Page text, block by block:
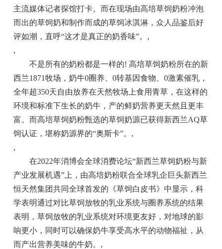
主流媒体记者探馆打卡。而在现场由高培草饲奶粉冲泡
而出的草饲奶和制作而成的草饲冰淇淋，众人品鉴后好
评如潮，直呼“这才是真正的奶香味”。 ,
,
不是所有的奶粉都是一样的! 高培草饲奶粉所在的新
西兰1871牧场，奶牛0圈养、0转基因食物、0激素催乳，
全年超350天自由放养在天然牧场上食用青草，在这样的
环境和标准下生长的奶牛，产的鲜奶营养更天然且更丰
富。而高培草饲奶粉甄选的草饲奶源已获得新西兰AQ草
饲认证，堪称奶源界的“奥斯卡”。 ,
,
在2022年消博会全球消费论坛“新西兰草饲奶粉与新
产业发展机遇”上，由高培奶粉联合全球乳企巨头新西兰
恒天然集团共同全球首发的《草饲白皮书》中显示，科
学表明通过对比草饲放牧的乳业系统与圈养系统的结果
表明，草饲放牧的乳业系统对环境更友好，对地球的影
响更小，同时可以确保奶牛享受高水平的动物福祉，从
而产出营养美味的牛奶。 ,